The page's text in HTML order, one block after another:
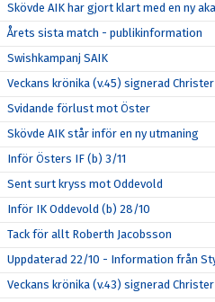
Skövde AIK har gjort klart med en ny
Årets sista match - publikinformation
Swishkampanj SAIK
Veckans krönika (v.45) signerad
Svidande förlust mot Öster
Skövde AIK står inför en ny utmaning
Inför Östers IF (b) 3/11
Sent surt kryss mot Oddevold
Inför IK Oddevold (b) 28/10
Tack för allt Roberth Jacobsson
Uppdaterad 22/10 - Information från
Veckans krönika (v.43) signerad